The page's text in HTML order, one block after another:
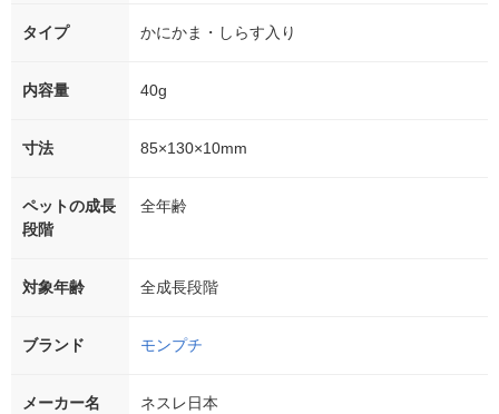
タイプ かにかま・しらす入り
内容量 40g
寸法 85×130×10mm
ペットの成長
段階
全年齢
対象年齢 全成長段階
ブランド モンプチ
メーカー名 ネスレ日本